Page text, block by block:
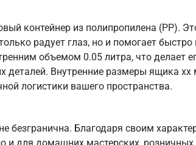
контейнер из полипропилена (PP).
радует глаз, но и помогает
объемом 0.05 литра, что делает
деталей. Внутренние размеры ящика
логистики вашего пространства.
безгранична. Благодаря своим